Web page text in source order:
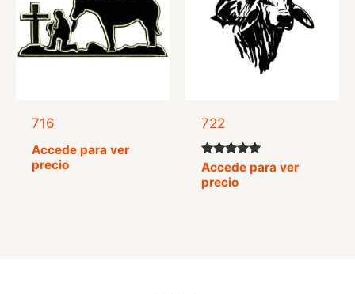
716
Accede para ver
precio
722
Valorado
con
5.00
Accede para ver
precio